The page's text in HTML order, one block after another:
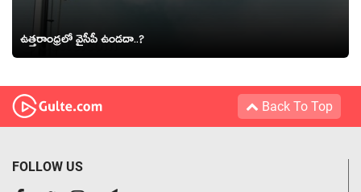
ఉత్త‌రాంధ్ర‌లో వైసీపీ ఉండ‌దా..?
Back To Top
FOLLOW US